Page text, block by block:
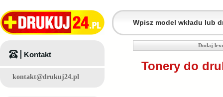
Dodaj
Tonery do
Kontakt
kontakt@drukuj24.pl